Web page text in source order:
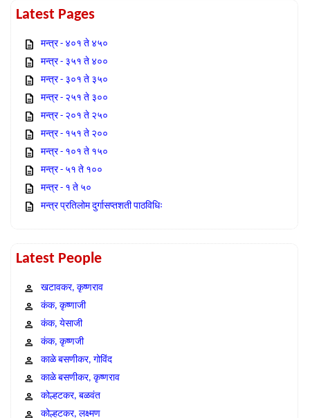
Latest Pages
मन्त्र - ४०१ ते ४५०
मन्त्र - ३५१ ते ४००
मन्त्र - ३०१ ते ३५०
मन्त्र - २५१ ते ३००
मन्त्र - २०१ ते २५०
मन्त्र - १५१ ते २००
मन्त्र - १०१ ते १५०
मन्त्र - ५१ ते १००
मन्त्र - १ ते ५०
मन्त्र प्रतिलोम दुर्गासप्तशती पाठविधिः
Latest People
खटावकर, कृष्णराव
कंक, कृष्णाजी
कंक, येसाजी
कंक, कृष्णजी
काळे बसणीकर, गोविंद
काळे बसणीकर, कृष्णराव
कोल्हटकर, बळवंत
कोल्हटकर, लक्ष्मण